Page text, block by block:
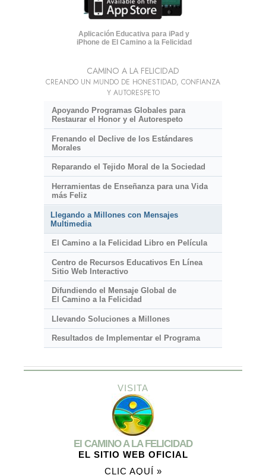
Aplicación Educativa para iPad y
iPhone de El Camino a la Felicidad
CAMINO A LA FELICIDAD
CREANDO UN MUNDO DE HONESTIDAD, CONFIANZA
Y AUTORESPETO
Apoyando Programas Globales para
Restaurar el Honor y el Autorespeto
Frenando el Declive de los Estándares
Morales
Reparando el Tejido Moral de la Sociedad
Herramientas de Enseñanza para una Vida
más Feliz
Llegando a Millones con Mensajes
Multimedia
El Camino a la Felicidad Libro en Película
Centro de Recursos Educativos En Línea
Sitio Web Interactivo
Difundiendo el Mensaje Global de
El Camino a la Felicidad
Llevando Soluciones a Millones
Resultados de Implementar el Programa
VISITA
El CAMINO A LA FELICIDAD
EL SITIO WEB OFICIAL
CLIC AQUÍ »